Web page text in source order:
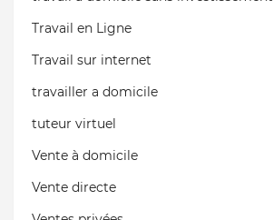
Travail en Ligne
Travail sur internet
travailler a domicile
tuteur virtuel
Vente à domicile
Vente directe